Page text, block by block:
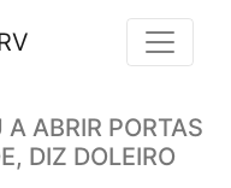
ABRIR PORTAS
DIZ DOLEIRO